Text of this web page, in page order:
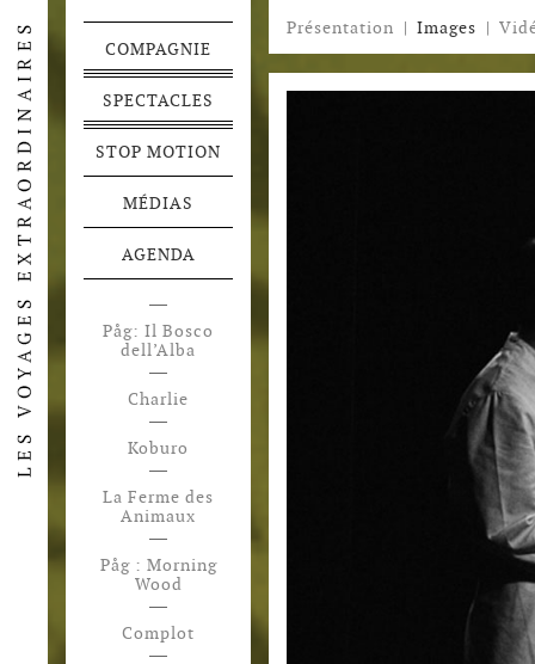
Présentation | Images |
COMPAGNIE
SPECTACLES
STOP MOTION
MÉDIAS
AGENDA
Påg: Il Bosco
dell’Alba
Charlie
Koburo
La Ferme des
Animaux
Påg : Morning
Wood
Complot